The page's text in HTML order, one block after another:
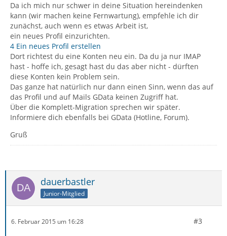
Da ich mich nur schwer in deine Situation hereindenken
kann (wir machen keine Fernwartung), empfehle ich dir
zunächst, auch wenn es etwas Arbeit ist,
ein neues Profil einzurichten.
4 Ein neues Profil erstellen
Dort richtest du eine Konten neu ein. Da du ja nur IMAP
hast - hoffe ich, gesagt hast du das aber nicht - dürften
diese Konten kein Problem sein.
Das ganze hat natürlich nur dann einen Sinn, wenn das auf
das Profil und auf Mails GData keinen Zugriff hat.
Über die Komplett-Migration sprechen wir später.
Informiere dich ebenfalls bei GData (Hotline, Forum).
Gruß
dauerbastler
Junior-Mitglied
6. Februar 2015 um 16:28 #3